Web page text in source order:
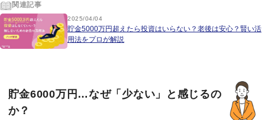
関連記事
2025/04/04
貯金5000万円超えたら投資はいらない？老後は安心？賢い活
用法をプロが解説
貯金6000万円…なぜ「少ない」と感じるの
か？